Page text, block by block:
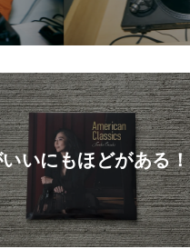
いにもほどがある！